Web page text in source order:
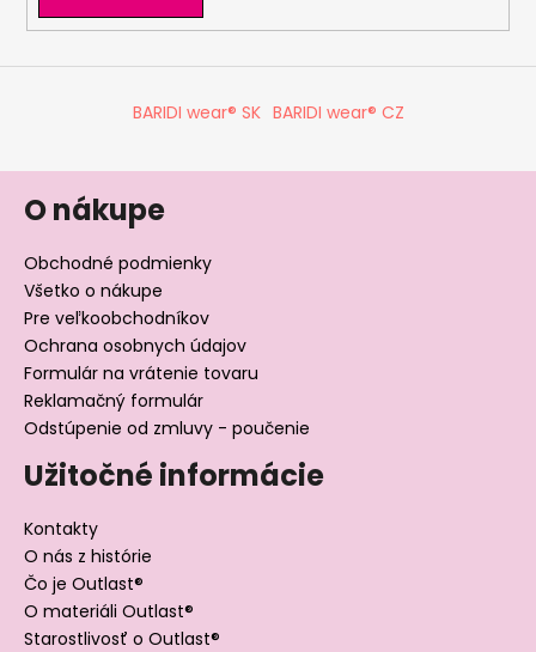
BARIDI wear® SK BARIDI wear® CZ
O nákupe
Obchodné podmienky
Všetko o nákupe
Pre veľkoobchodníkov
Ochrana osobnych údajov
Formulár na vrátenie tovaru
Reklamačný formulár
Odstúpenie od zmluvy - poučenie
Užitočné informácie
Kontakty
O nás z histórie
Čo je Outlast®
O materiáli Outlast®
Starostlivosť o Outlast®